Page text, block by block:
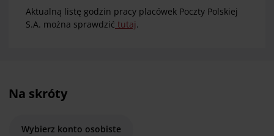
Aktualną listę godzin pracy placówek Poczty Polskiej
S.A. można sprawdzić tutaj.
Na skróty
Wybierz konto osobiste